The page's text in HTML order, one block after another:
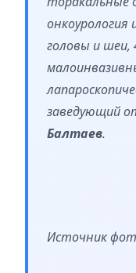
онкоурология
головы и шеи,
заведующий
Балтаев.
Источник